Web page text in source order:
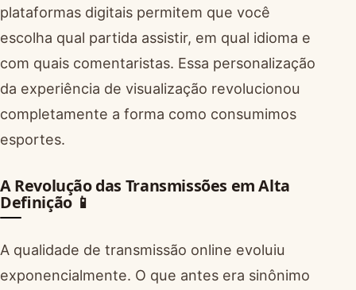
plataformas digitais permitem que você
escolha qual partida assistir, em qual idioma e
com quais comentaristas. Essa personalização
da experiência de visualização revolucionou
completamente a forma como consumimos
esportes.
A Revolução das Transmissões em Alta
Definição 📱
A qualidade de transmissão online evoluiu
exponencialmente. O que antes era sinônimo